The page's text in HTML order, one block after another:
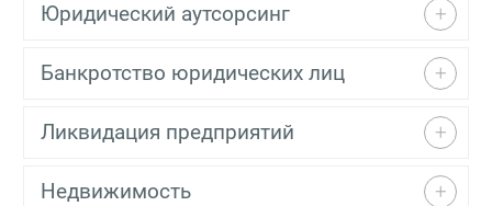
Юридический аутсорсинг
Банкротство юридических лиц
Ликвидация предприятий
Недвижимость